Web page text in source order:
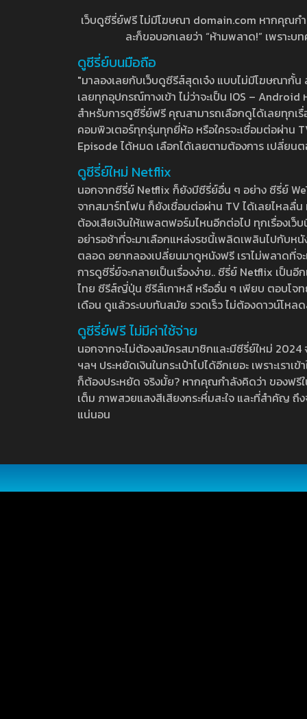
เว็บดูซีรี่ย์ฟรี ไม่มีโฆษณา domain.com หากคุณก
ละก็ขอบอกเลยว่า “ห้ามพลาด!” เพราะ
ดูซีรี่ย์บนมือถือ
"มาลองเลยกับเว็บดูซีรีส์สุดเจ๋ง แบบไม่มีโฆษณากั้
เลยทุกอุปกรณ์ทางเข้า ไม่ว่าจะเป็น IOS –
สำหรับการดูซีรี่ย์ฟรี คุณสามารถเลือกดูได้เลยทุกเ
คอมพิวเตอร์ทุกรุ่นทุกยี่ห้อ หรือใครจะเชื่อมต่อผ่าน
Episode ได้หมด เลือกได้เลยตามต้องการ เปลี่ยน
ดูซีรี่ย์ใหม่ Netflix
นอกจากซีรี่ย์ Netflix ก็ยังมีซีรี่ย์อื่น ๆ อย่าง ซีรี่ย์
จากสมาร์ทโฟน ก็ยังเชื่อมต่อผ่าน TV ได้เลยไหลลื่
ต้องเสียเงินให้แพลตฟอร์มไหนอีกต่อไป ทุกเรื่องเว็
อย่ารอช้าที่จะมาเลือกแหล่งรชนี้เพลิดเพลินไปกับห
ตลอด อยากลองเปลี่ยนมาดูหนังฟรี เราไม่พลาดที่
การดูซีรี่ย์จะกลายเป็นเรื่องง่าย.. ซีรี่ย์ Netflix เป็น
ไทย ซีรีส์ญี่ปุ่น ซีรีส์เกาหลี หรืออื่น ๆ เพียบ ตอบโจท
เดือน ดูแล้วระบบทันสมัย รวดเร็ว ไม่ต้องดาวน์โห
ดูซีรี่ย์ฟรี ไม่มีค่าใช้จ่าย
นอกจากจะไม่ต้องสมัครสมาชิกและมีซีรี่ย์ใหม่
ฯลฯ ประหยัดเงินในกระเป๋าไปได้อีกเยอะ เพราะเร
ก็ต้องประหยัด จริงมั้ย? หากคุณกำลังคิดว่า ของฟ
เต็ม ภาพสวยแสงสีเสียงกระหึ่มสะใจ และที่สำคัญ
แน่นอน